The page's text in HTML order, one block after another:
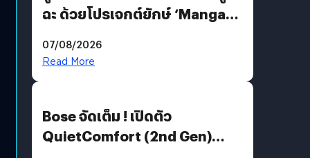
ฉะ ด้วยโปรเจกต์ยักษ์ ‘Manga
มีภาษาไทยด้วย
07/08/2026
Read More
Bose จัดเต็ม ! เปิดตัว
QuietComfort (2nd Gen)